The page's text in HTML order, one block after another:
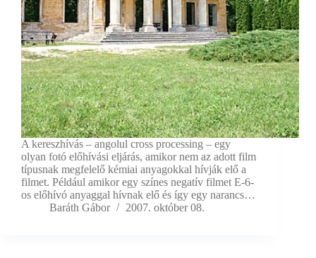
A kereszhívás – angolul cross processing – egy
olyan fotó előhívási eljárás, amikor nem az adott film
típusnak megfelelő kémiai anyagokkal hívják elő a
filmet. Például amikor egy színes negatív filmet E-6-
os előhívó anyaggal hívnak elő és így egy narancs…
Baráth Gábor
2007. október 08.